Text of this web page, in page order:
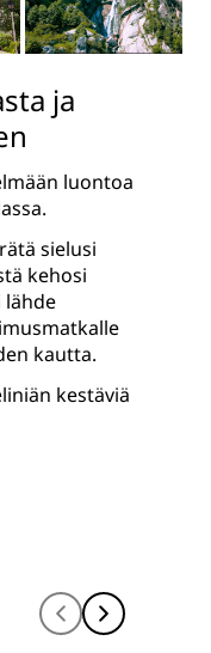
ja
luontoa
sielusi
kehosi
lähde
kautta.
kestäviä